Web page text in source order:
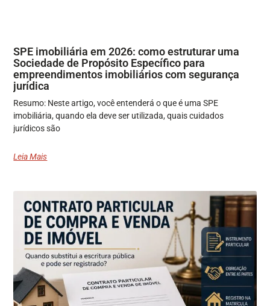
SPE imobiliária em 2026: como estruturar uma
Sociedade de Propósito Específico para
empreendimentos imobiliários com segurança
jurídica
Resumo: Neste artigo, você entenderá o que é uma SPE
imobiliária, quando ela deve ser utilizada, quais cuidados
jurídicos são
Leia Mais